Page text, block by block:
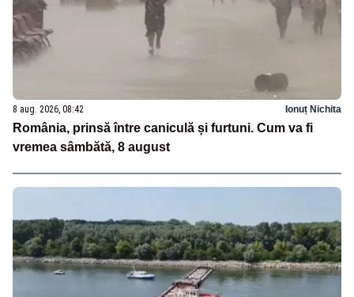
8 aug. 2026, 08:42 Ionuț Nichita
România, prinsă între caniculă și furtuni. Cum va fi
vremea sâmbătă, 8 august